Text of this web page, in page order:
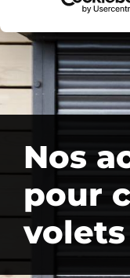
Nos
pour